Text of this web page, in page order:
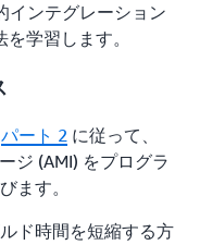
インテグレーション
学習します。
パート 2 に従って、
ジ (AMI) をプログラ
ます。
ド時間を短縮する方